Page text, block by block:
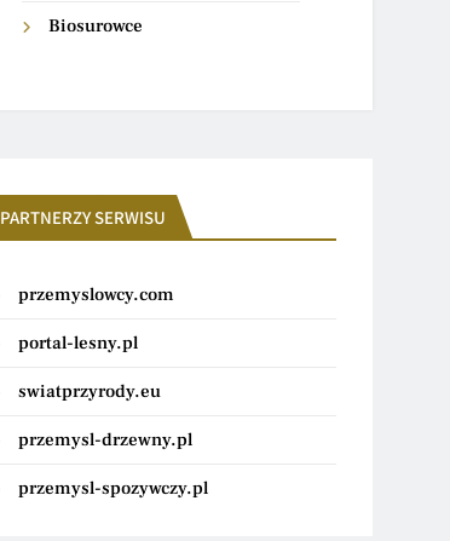
Biosurowce
PARTNERZY SERWISU
przemyslowcy.com
portal-lesny.pl
swiatprzyrody.eu
przemysl-drzewny.pl
przemysl-spozywczy.pl